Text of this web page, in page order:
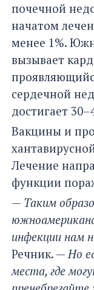
почечной
начатом
менее 1%.
вызывает
сердечной
достигает
Вакцины и
Лечение
функции
— Таким
инфекции нам
Речник. —Но
места, где